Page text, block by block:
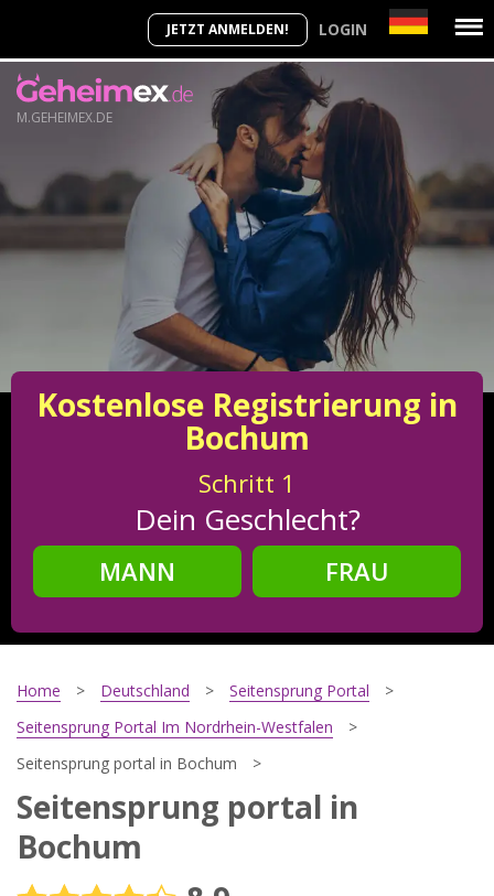
JETZT ANMELDEN! LOGIN
M.GEHEIMEX.DE
Kostenlose Registrierung in
Bochum
Schritt 1
Dein Geschlecht?
MANN
FRAU
Schritt2
Deine E-Mail?
Home Deutschland
Seitensprung Portal
Seitensprung Portal Im Nordrhein-Westfalen
Seitensprung portal in Bochum
Seitensprung portal in
Bochum